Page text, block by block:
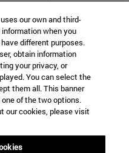
obra de Mario
En su
muestra el
de perfil
toda la
gran galpón
es completada
horadados en
our own and third-
when you
different purposes.
obtain information
your privacy, or
You can select the
them all. This banner
of the two options.
our cookies, please visit